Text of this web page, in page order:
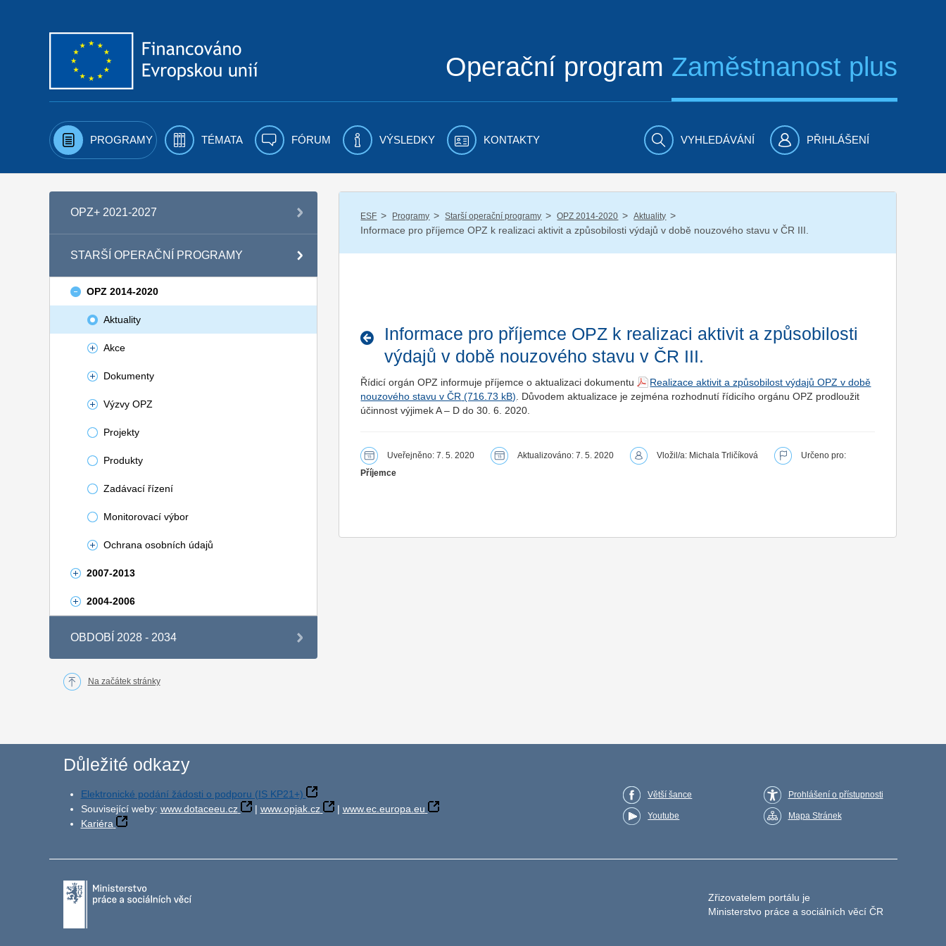
Operační program Zaměstnanost plus
PROGRAMY TÉMATA FÓRUM VÝSLEDKY KONTAKTY VYHLEDÁVÁNÍ PŘIHLÁŠENÍ
OPZ+ 2021-2027
STARŠÍ OPERAČNÍ PROGRAMY
OPZ 2014-2020
Aktuality
Akce
Dokumenty
Výzvy OPZ
Projekty
Produkty
Zadávací řízení
Monitorovací výbor
Ochrana osobních údajů
2007-2013
2004-2006
OBDOBÍ 2028 - 2034
ESF / Programy / Starší operační programy / OPZ 2014-2020 / Aktuality /
Informace pro příjemce OPZ k realizaci aktivit a způsobilosti výdajů v době nouzového stavu v ČR III.
Informace pro příjemce OPZ k realizaci aktivit a způsobilosti
výdajů v době nouzového stavu v ČR III.
Řídicí orgán OPZ informuje příjemce o aktualizaci dokumentu
Realizace aktivit a způsobilost výdajů OPZ v době
nouzového stavu v ČR
. Důvodem aktualizace je zejména rozhodnutí řídicího orgánu OPZ prodloužit
účinnost výjimek A – D do 30. 6. 2020.
Uveřejněno: 7. 5. 2020 Aktualizováno: 7. 5. 2020 Vložil/a: Michala Trličíková
Určeno pro:
Příjemce
Na začátek stránky
Důležité odkazy
Elektronické podání žádosti o podporu (IS KP21+)
Související weby: www.dotaceeu.cz | www.opjak.cz | www.ec.europa.eu
Kariéra
Větší šance
Youtube
Prohlášení o přístupnosti
Mapa Stránek
Zřizovatelem portálu je
Ministerstvo práce a sociálních věcí ČR